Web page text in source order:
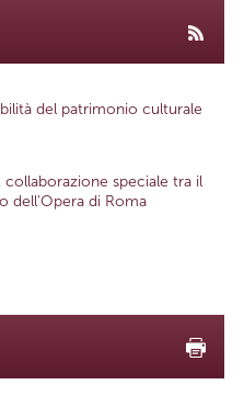
del patrimonio culturale
speciale tra il
dell'Opera di Roma